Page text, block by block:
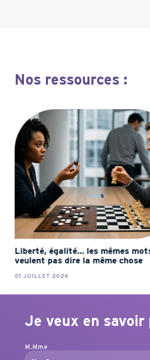
Nos ressources :
Liberté, égalité… les mêmes mots
veulent pas dire la même chose
01 JUILLET 2026
Je veux en savoir
M.Mme